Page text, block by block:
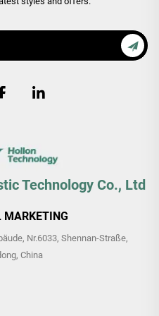
Technology Co., Ltd
MARKETING
Nr.6033, Shennan-Straße,
China